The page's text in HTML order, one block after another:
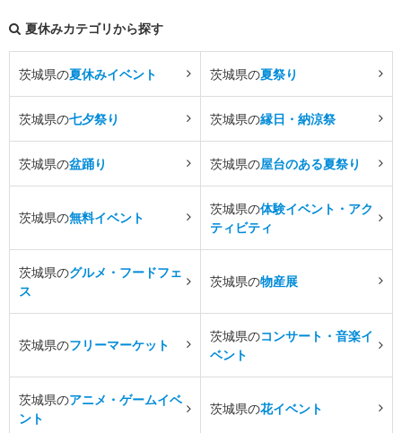
夏休みカテゴリから探す
茨城県の夏休みイベント 茨城県の夏祭り
茨城県の七夕祭り 茨城県の縁日・納涼祭
茨城県の盆踊り 茨城県の屋台のある夏祭り
茨城県の無料イベント
茨城県の体験イベント・アク
ティビティ
茨城県のグルメ・フードフェ
ス
茨城県の物産展
茨城県のフリーマーケット
茨城県のコンサート・音楽イ
ベント
茨城県のアニメ・ゲームイベ
ント
茨城県の花イベント